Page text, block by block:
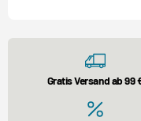
Gratis Versand ab 99